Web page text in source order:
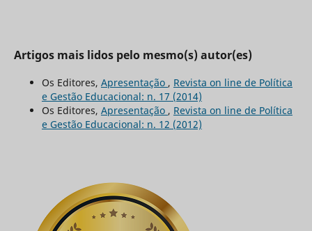
Artigos mais lidos pelo mesmo(s) autor(es)
Os Editores, Apresentação , Revista on line de Política
e Gestão Educacional: n. 17 (2014)
Os Editores, Apresentação , Revista on line de Política
e Gestão Educacional: n. 12 (2012)